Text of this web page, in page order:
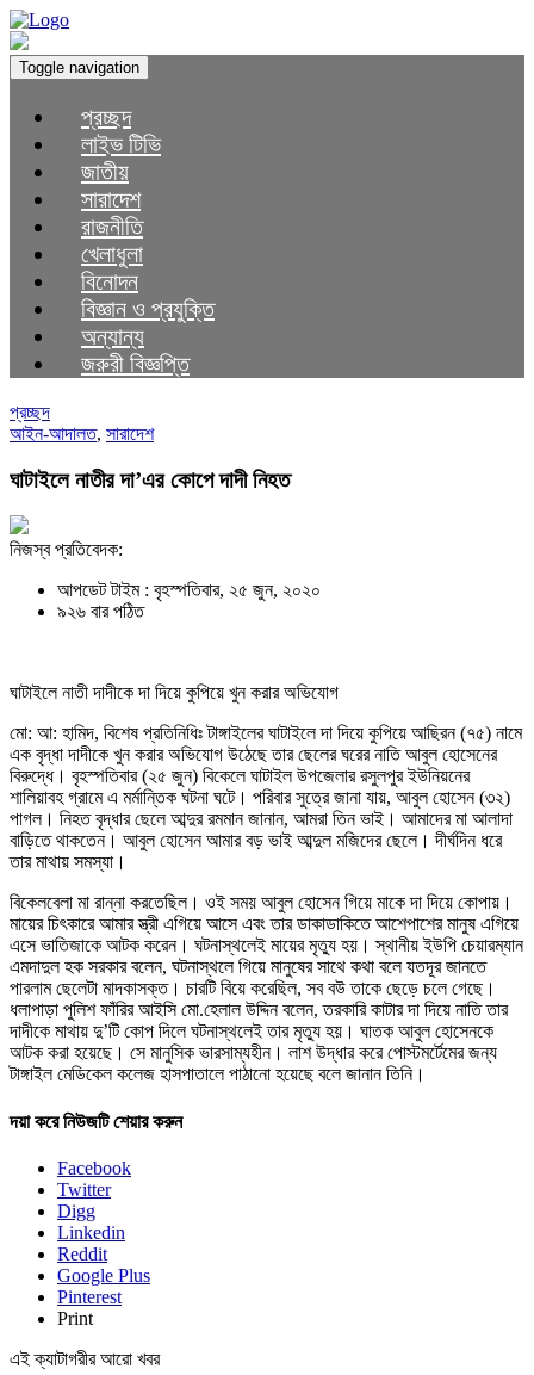
Toggle navigation
প্রচ্ছদ
লাইভ টিভি
জাতীয়
সারাদেশ
রাজনীতি
খেলাধুলা
বিনোদন
বিজ্ঞান ও প্রযুক্তি
অন্যান্য
জরুরী বিজ্ঞপ্তি
প্রচ্ছদ
আইন-আদালত, সারাদেশ
ঘাটাইলে নাতীর দা’এর কোপে দাদী নিহত
নিজস্ব প্রতিবেদক:
আপডেট টাইম : বৃহস্পতিবার, ২৫ জুন, ২০২০
৯২৬ বার পঠিত
ঘাটাইলে নাতী দাদীকে দা দিয়ে কুপিয়ে খুন করার অভিযোগ
মো: আ: হামিদ, বিশেষ প্রতিনিধিঃ টাঙ্গাইলের ঘাটাইলে দা দিয়ে কুপিয়ে আছিরন (৭৫) নামে
এক বৃদ্ধা দাদীকে খুন করার অভিযোগ উঠেছে তার ছেলের ঘরের নাতি আবুল হোসেনের
বিরুদ্ধে। বৃহস্পতিবার (২৫ জুন) বিকেলে ঘাটাইল উপজেলার রসুলপুর ইউনিয়নের
শালিয়াবহ গ্রামে এ মর্মান্তিক ঘটনা ঘটে। পরিবার সুত্রে জানা যায়, আবুল হোসেন (৩২)
পাগল। নিহত বৃদ্ধার ছেলে আব্দুর রমমান জানান, আমরা তিন ভাই। আমাদের মা আলাদা
বাড়িতে থাকতেন। আবুল হোসেন আমার বড় ভাই আব্দুল মজিদের ছেলে। দীর্ঘদিন ধরে
তার মাথায় সমস্যা।
বিকেলবেলা মা রান্না করতেছিল। ওই সময় আবুল হোসেন গিয়ে মাকে দা দিয়ে কোপায়।
মায়ের চিৎকারে আমার স্ত্রী এগিয়ে আসে এবং তার ডাকাডাকিতে আশেপাশের মানুষ এগিয়ে
এসে ভাতিজাকে আটক করেন। ঘটনাস্থলেই মায়ের মৃত্যু হয়। স্থানীয় ইউপি চেয়ারম্যান
এমদাদুল হক সরকার বলেন, ঘটনাস্থলে গিয়ে মানুষের সাথে কথা বলে যতদূর জানতে
পারলাম ছেলেটা মাদকাসক্ত। চারটি বিয়ে করেছিল, সব বউ তাকে ছেড়ে চলে গেছে।
ধলাপাড়া পুলিশ ফাঁরির আইসি মো.হেলাল উদ্দিন বলেন, তরকারি কাটার দা দিয়ে নাতি তার
দাদীকে মাথায় দু’টি কোপ দিলে ঘটনাস্থলেই তার মৃত্যু হয়। ঘাতক আবুল হোসেনকে
আটক করা হয়েছে। সে মানুসিক ভারসাম্যহীন। লাশ উদ্ধার করে পোস্টমর্টেমের জন্য
টাঙ্গাইল মেডিকেল কলেজ হাসপাতালে পাঠানো হয়েছে বলে জানান তিনি।
দয়া করে নিউজটি শেয়ার করুন
Facebook
Twitter
Digg
Linkedin
Reddit
Google Plus
Pinterest
Print
এই ক্যাটাগরীর আরো খবর